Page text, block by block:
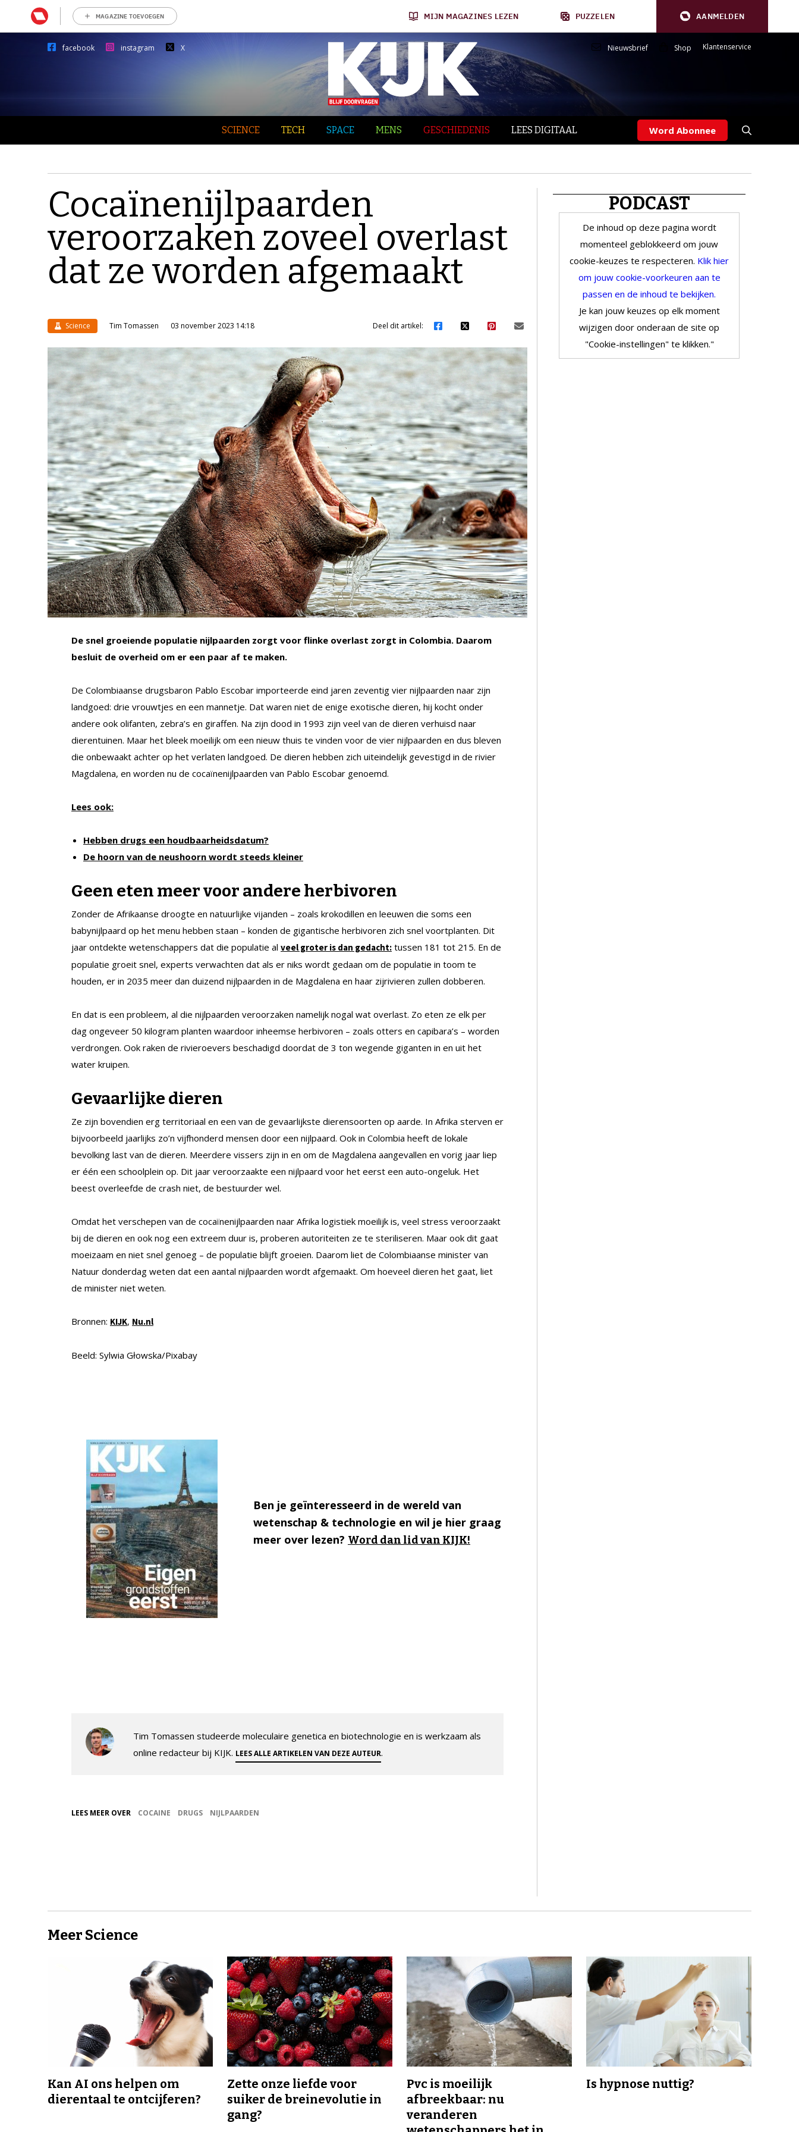
MAGAZINE TOEVOEGEN MIJN MAGAZINES LEZEN PUZZELEN AANMELDEN
facebook instagram X Nieuwsbrief Shop Klantenservice
SCIENCE TECH SPACE MENS GESCHIEDENIS LEES DIGITAAL Word Abonnee
Cocaïnenijlpaarden
veroorzaken zoveel overlast
dat ze worden afgemaakt
Science Tim Tomassen 03 november 2023 14:18 Deel dit artikel:
De snel groeiende populatie nijlpaarden zorgt voor flinke overlast zorgt in Colombia. Daarom
besluit de overheid om er een paar af te maken.
De Colombiaanse drugsbaron Pablo Escobar importeerde eind jaren zeventig vier nijlpaarden naar zijn
landgoed: drie vrouwtjes en een mannetje. Dat waren niet de enige exotische dieren, hij kocht onder
andere ook olifanten, zebra’s en giraffen. Na zijn dood in 1993 zijn veel van de dieren verhuisd naar
dierentuinen. Maar het bleek moeilijk om een nieuw thuis te vinden voor de vier nijlpaarden en dus bleven
die onbewaakt achter op het verlaten landgoed. De dieren hebben zich uiteindelijk gevestigd in de rivier
Magdalena, en worden nu de cocaïnenijlpaarden van Pablo Escobar genoemd.
Lees ook:
Hebben drugs een houdbaarheidsdatum?
De hoorn van de neushoorn wordt steeds kleiner
Geen eten meer voor andere herbivoren
Zonder de Afrikaanse droogte en natuurlijke vijanden – zoals krokodillen en leeuwen die soms een
babynijlpaard op het menu hebben staan – konden de gigantische herbivoren zich snel voortplanten. Dit
jaar ontdekte wetenschappers dat die populatie al veel groter is dan gedacht: tussen 181 tot 215. En de
populatie groeit snel, experts verwachten dat als er niks wordt gedaan om de populatie in toom te
houden, er in 2035 meer dan duizend nijlpaarden in de Magdalena en haar zijrivieren zullen dobberen.
En dat is een probleem, al die nijlpaarden veroorzaken namelijk nogal wat overlast. Zo eten ze elk per
dag ongeveer 50 kilogram planten waardoor inheemse herbivoren – zoals otters en capibara’s – worden
verdrongen. Ook raken de rivieroevers beschadigd doordat de 3 ton wegende giganten in en uit het
water kruipen.
Gevaarlijke dieren
Ze zijn bovendien erg territoriaal en een van de gevaarlijkste dierensoorten op aarde. In Afrika sterven er
bijvoorbeeld jaarlijks zo’n vijfhonderd mensen door een nijlpaard. Ook in Colombia heeft de lokale
bevolking last van de dieren. Meerdere vissers zijn in en om de Magdalena aangevallen en vorig jaar liep
er één een schoolplein op. Dit jaar veroorzaakte een nijlpaard voor het eerst een auto-ongeluk. Het
beest overleefde de crash niet, de bestuurder wel.
Omdat het verschepen van de cocaïnenijlpaarden naar Afrika logistiek moeilijk is, veel stress veroorzaakt
bij de dieren en ook nog een extreem duur is, proberen autoriteiten ze te steriliseren. Maar ook dit gaat
moeizaam en niet snel genoeg – de populatie blijft groeien. Daarom liet de Colombiaanse minister van
Natuur donderdag weten dat een aantal nijlpaarden wordt afgemaakt. Om hoeveel dieren het gaat, liet
de minister niet weten.
Bronnen: KIJK, Nu.nl
Beeld: Sylwia Głowska/Pixabay
Ben je geïnteresseerd in de wereld van
wetenschap & technologie en wil je hier graag
meer over lezen? Word dan lid van KIJK!
Tim Tomassen studeerde moleculaire genetica en biotechnologie en is werkzaam als
online redacteur bij KIJK. LEES ALLE ARTIKELEN VAN DEZE AUTEUR.
LEES MEER OVER COCAINE DRUGS NIJLPAARDEN
PODCAST
De inhoud op deze pagina wordt
momenteel geblokkeerd om jouw
cookie-keuzes te respecteren. Klik hier
om jouw cookie-voorkeuren aan te
passen en de inhoud te bekijken.
Je kan jouw keuzes op elk moment
wijzigen door onderaan de site op
"Cookie-instellingen" te klikken."
Meer Science
Kan AI ons helpen om
dierentaal te ontcijferen?
Zette onze liefde voor
suiker de breinevolutie in
gang?
Pvc is moeilijk
afbreekbaar: nu
veranderen
Is hypnose nuttig?